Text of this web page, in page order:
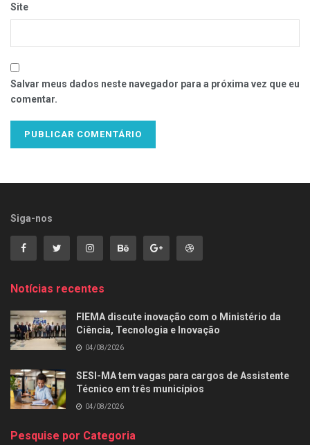
Site
Salvar meus dados neste navegador para a próxima vez que eu
comentar.
Siga-nos
Notícias recentes
FIEMA discute inovação com o Ministério da
Ciência, Tecnologia e Inovação
04/08/2026
SESI-MA tem vagas para cargos de Assistente
Técnico em três municípios
04/08/2026
Pesquise por Categoria